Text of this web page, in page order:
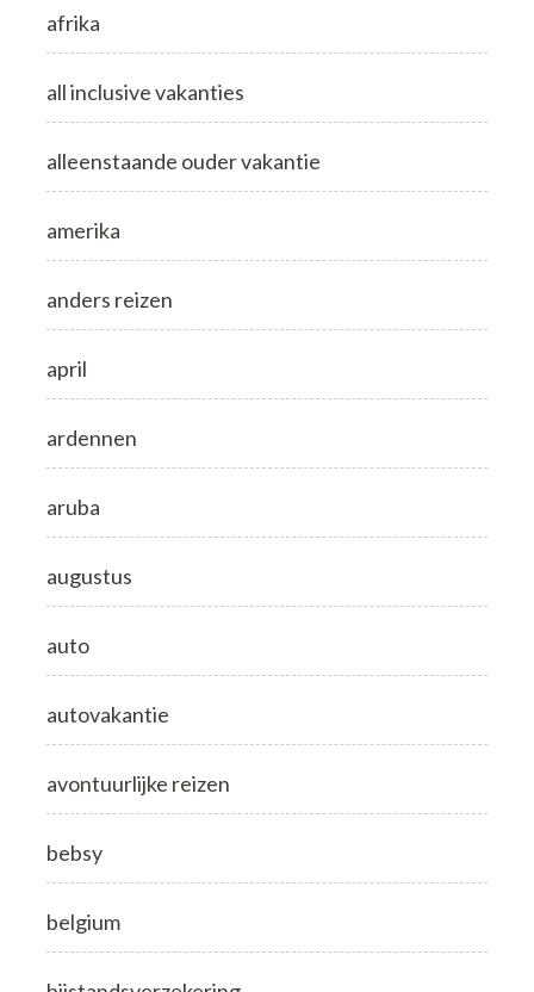
afrika
all inclusive vakanties
alleenstaande ouder vakantie
amerika
anders reizen
april
ardennen
aruba
augustus
auto
autovakantie
avontuurlijke reizen
bebsy
belgium